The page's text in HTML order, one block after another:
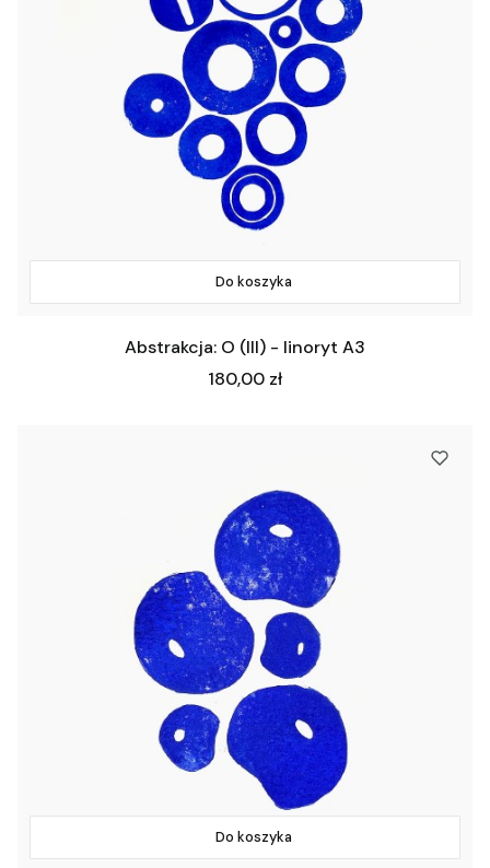
Do koszyka
Abstrakcja: O (III) - linoryt A3
Cena
180,00 zł
Do koszyka